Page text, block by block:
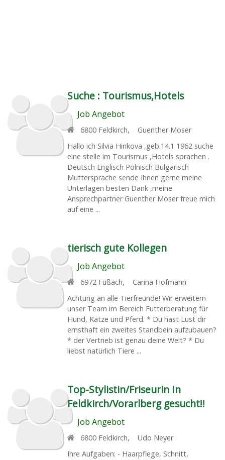
Suche : Tourismus,Hotels
Job Angebot
6800 Feldkirch,
Guenther Moser
Hallo ich Silvia Hinkova ,geb.14.1 1962 suche
eine stelle im Tourismus ,Hotels sprachen .
Deutsch Englisch Polnisch Bulgarisch
Muttersprache sende Ihnen gerne meine
Unterlagen besten Dank ,meine
Ansprechpartner Guenther Moser freue mich
auf eine ...
tierisch gute Kollegen
Job Angebot
6972 Fußach,
Carina Hofmann
Achtung an alle Tierfreunde! Wir erweitern
unser Team im Bereich Futterberatung für
Hund, Katze und Pferd. * Du hast Lust dir
ernsthaft ein zweites Standbein aufzubauen?
* der Vertrieb ist genau deine Welt? * Du
liebst natürlich Tiere ...
Top-Stylistin/Friseurin In
Feldkirch/Vorarlberg gesucht!!
Job Angebot
6800 Feldkirch,
Udo Neyer
Ihre Aufgaben: - Haarpflege, Schnitt,